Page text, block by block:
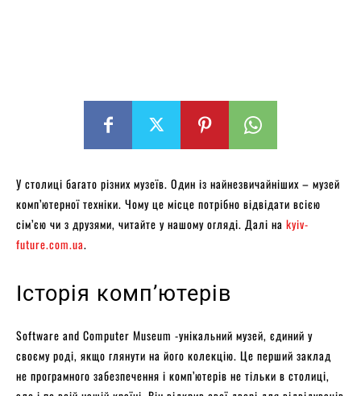
У столиці багато різних музеїв. Один із найнезвичайніших – музей
комп’ютерної техніки. Чому це місце потрібно відвідати всією
сім’єю чи з друзями, читайте у нашому огляді. Далі на kyiv-
future.com.ua.
Історія комп’ютерів
Software and Computer Museum -унікальний музей, єдиний у
своєму роді, якщо глянути на його колекцію. Це перший заклад
не програмного забезпечення і комп’ютерів не тільки в столиці,